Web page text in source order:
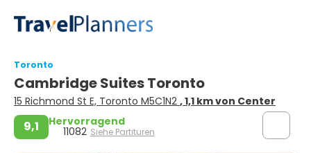
Toronto
Cambridge Suites Toronto
15 Richmond St E, Toronto M5C1N2 , 1,1 km von Center
9,1 Hervorragend
11082 Siehe Partituren